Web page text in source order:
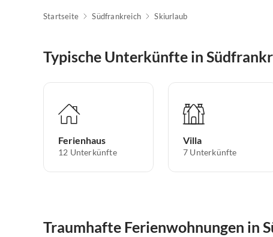
Startseite Südfrankreich Skiurlaub
Typische Unterkünfte in
Ferienhaus
12 Unterkünfte
Villa
7 Unterkünfte
Traumhafte Ferienwohnungen in